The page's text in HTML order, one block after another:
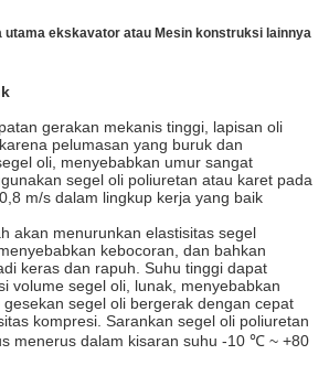
utama ekskavator atau Mesin konstruksi lainnya
gerakan mekanis tinggi, lapisan oli
pelumasan yang buruk dan
oli, menyebabkan umur sangat
segel oli poliuretan atau karet pada
m/s dalam lingkup kerja yang baik
akan menurunkan elastisitas segel
kebocoran, dan bahkan
keras dan rapuh. Suhu tinggi dapat
volume segel oli, lunak, menyebabkan
segel oli bergerak dengan cepat
kompresi. Sarankan segel oli poliuretan
menerus dalam kisaran suhu -10 ℃ ~ +80